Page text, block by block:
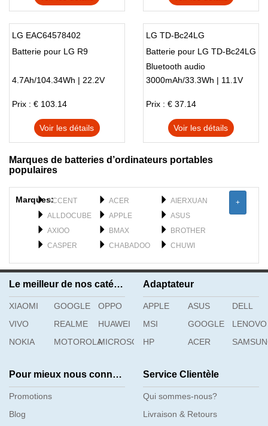
LG EAC64578402
Batterie pour LG R9
4.7Ah/104.34Wh | 22.2V
Prix : € 103.14
Voir les détails
LG TD-Bc24LG
Batterie pour LG TD-Bc24LG
Bluetooth audio
3000mAh/33.3Wh | 11.1V
Prix : € 37.14
Voir les détails
Marques de batteries d’ordinateurs portables
populaires
Marques:ACCENT ACER
AIERXUAN
ALLDOCUBE
APPLE
ASUS
AXIOO
BMAX
BROTHER
CASPER
CHABADOO
CHUWI
GETAC
GFL
GIGABYTE
H3C
HAIER
HASEE
+
Le meilleur de nos catégories
XIAOMI GOOGLE
OPPO
VIVO
REALME
HUAWEI
NOKIA
MOTOROLAMICROSOFT
Adaptateur
APPLE ASUS
DELL
MSI
GOOGLE
LENOVO
HP
ACER
Pour mieux nous connaître
Promotions
Blog
Service Clientèle
Qui sommes-nous?
Livraison & Retours